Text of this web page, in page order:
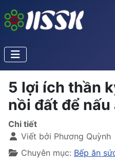
5 lợi ích thần
nồi đất để nấu
Chi tiết
Viết bởi Phương Quỳnh
Chuyên mục: Bếp ăn